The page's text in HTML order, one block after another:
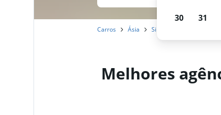
Carros Ásia Singapura
Melhores
30 31